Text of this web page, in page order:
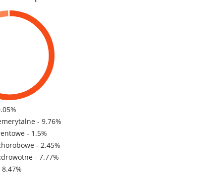
- 9.76%
- 1.5%
- 2.45%
- 7.77%